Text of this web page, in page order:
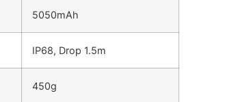
5050mAh
IP68, Drop 1.5m
450g